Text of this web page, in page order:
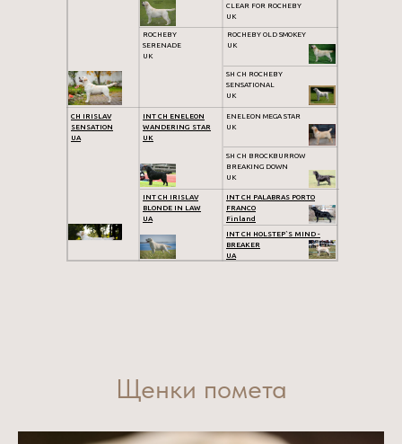
CH IRISLAV
SENSATION
UA
ROCHEBY
SERENADE
UK
INT CH ENELEON
WANDERING STAR
UK
INT CH IRISLAV
BLONDE IN LAW
UA
CLEAR FOR ROCHEBY
UK
SH CH ROCHEBY
SENSATIONAL
UK
ENELEON MEGA STAR
UK
SH CH BROCKBURROW
BREAKING DOWN
UK
INT CH PALABRAS PORTO
FRANCO
Finland
INT CH HOLSTEP`S MIND -
BREAKER
UA
ROCHEBY OLD SMOKEY
UK
Щенки помета